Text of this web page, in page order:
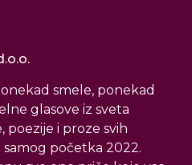
smele, ponekad
glasove iz sveta
poezije i proze svih
samog početka 2022.